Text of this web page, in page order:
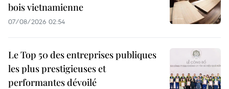
bois vietnamienne
07/08/2026 02:54
Le Top 50 des entreprises publiques
les plus prestigieuses et
performantes dévoilé